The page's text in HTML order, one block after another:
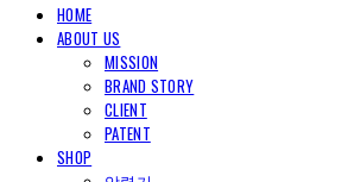
HOME
ABOUT US
MISSION
BRAND STORY
CLIENT
PATENT
SHOP